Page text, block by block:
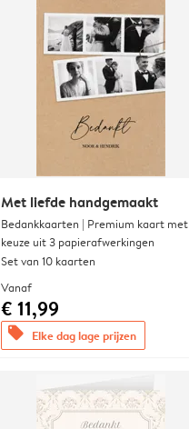
Met liefde handgemaakt
Bedankkaarten | Premium kaart met
keuze uit 3 papierafwerkingen
Set van 10 kaarten
Vanaf
€ 11,99
offers Elke dag lage prijzen